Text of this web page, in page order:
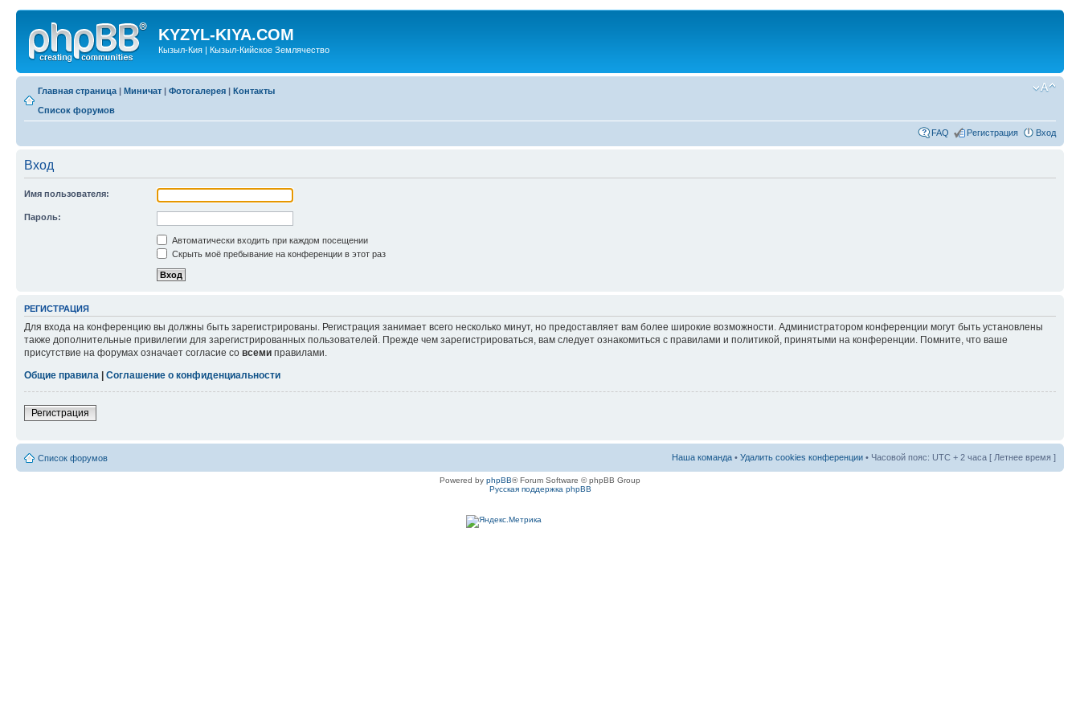
KYZYL-KIYA.COM
Кызыл-Кия | Кызыл-Кийское Землячество
Главная страница | Миничат | Фотогалерея | Контакты
Список форумов
FAQ Регистрация Вход
Вход
Имя пользователя:
Пароль:
Автоматически входить при каждом посещении
Скрыть моё пребывание на конференции в этот раз
РЕГИСТРАЦИЯ
Для входа на конференцию вы должны быть зарегистрированы. Регистрация занимает всего несколько минут, но предоставляет вам более широкие возможности. Администратором конференции могут быть установлены
также дополнительные привилегии для зарегистрированных пользователей. Прежде чем зарегистрироваться, вам следует ознакомиться с правилами и политикой, принятыми на конференции. Помните, что ваше
присутствие на форумах означает согласие со всеми правилами.
Общие правила
Соглашение о конфиденциальности
Регистрация
Список форумов Наша команда • Удалить cookies конференции • Часовой пояс: UTC + 2 часа [ Летнее время ]
Powered by phpBB® Forum Software © phpBB Group
Русская поддержка phpBB